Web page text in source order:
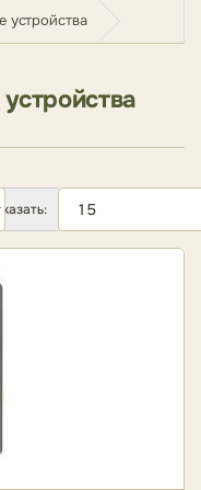
устройства